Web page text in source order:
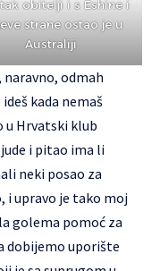
obitelji i s Eshine i
strane ostao je u
Australiji
odmah
kada nemaš
u Hrvatski klub
i pitao ima li
neki posao za
i upravo je tako moj
golema pomoć za
dobijemo uporište